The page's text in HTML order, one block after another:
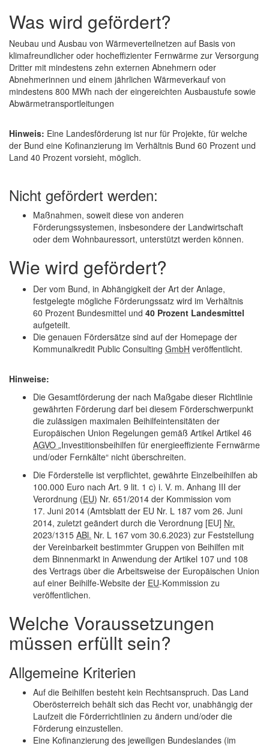
Was wird gefördert?
Neubau und Ausbau von Wärmeverteilnetzen auf Basis von
klimafreundlicher oder hocheffizienter Fernwärme zur Versorgung
Dritter mit mindestens zehn externen Abnehmern oder
Abnehmerinnen und einem jährlichen Wärmeverkauf von
mindestens 800 MWh nach der eingereichten Ausbaustufe sowie
Abwärmetransportleitungen
Hinweis: Eine Landesförderung ist nur für Projekte, für welche
der Bund eine Kofinanzierung im Verhältnis Bund 60 Prozent und
Land 40 Prozent vorsieht, möglich.
Nicht gefördert werden:
Maßnahmen, soweit diese von anderen
Förderungssystemen, insbesondere der Landwirtschaft
oder dem Wohnbauressort, unterstützt werden können.
Wie wird gefördert?
Der vom Bund, in Abhängigkeit der Art der Anlage,
festgelegte mögliche Förderungssatz wird im Verhältnis
60 Prozent Bundesmittel und 40 Prozent Landesmittel
aufgeteilt.
Die genauen Fördersätze sind auf der Homepage der
Kommunalkredit Public Consulting GmbH veröffentlicht.
Hinweise:
Die Gesamtförderung der nach Maßgabe dieser Richtlinie
gewährten Förderung darf bei diesem Förderschwerpunkt
die zulässigen maximalen Beihilfeintensitäten der
Europäischen Union Regelungen gemäß Artikel Artikel 46
AGVO „Investitionsbeihilfen für energieeffiziente Fernwärme
und/oder Fernkälte“ nicht überschreiten.
Die Förderstelle ist verpflichtet, gewährte Einzelbeihilfen ab
100.000 Euro nach Art. 9 lit. 1 c) i. V. m. Anhang III der
Verordnung (EU) Nr. 651/2014 der Kommission vom
17. Juni 2014 (Amtsblatt der EU Nr. L 187 vom 26. Juni
2014, zuletzt geändert durch die Verordnung [EU] Nr.
2023/1315 ABl. Nr. L 167 vom 30.6.2023) zur Feststellung
der Vereinbarkeit bestimmter Gruppen von Beihilfen mit
dem Binnenmarkt in Anwendung der Artikel 107 und 108
des Vertrags über die Arbeitsweise der Europäischen Union
auf einer Beihilfe-Website der EU-Kommission zu
veröffentlichen.
Welche Voraussetzungen
müssen erfüllt sein?
Allgemeine Kriterien
Auf die Beihilfen besteht kein Rechtsanspruch. Das Land
Oberösterreich behält sich das Recht vor, unabhängig der
Laufzeit die Förderrichtlinien zu ändern und/oder die
Förderung einzustellen.
Eine Kofinanzierung des jeweiligen Bundeslandes (im